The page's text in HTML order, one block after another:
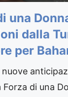
una
dalla
per
nuove
Forza di una